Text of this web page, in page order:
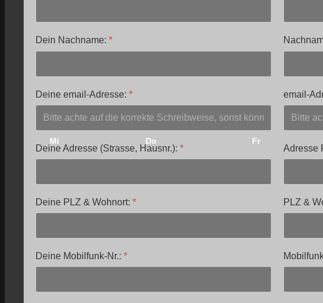
Mi Do Fr
Dein Nachname: *
Deine email-Adresse: * email-
Deine Adresse (Strasse, Hausnr.): * Adresse
Deine PLZ & Wohnort: * PLZ &
Deine Mobilfunk-Nr.: *